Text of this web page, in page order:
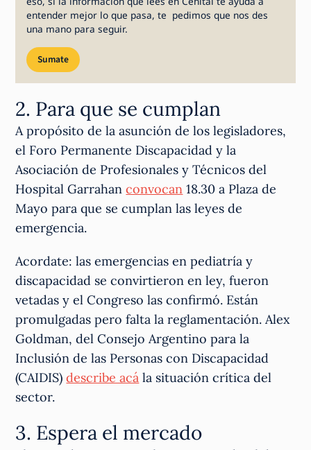
entender mejor lo que pasa, te pedimos que nos des
una mano para seguir.
Sumate
2. Para que se cumplan
A propósito de la asunción de los legisladores,
el Foro Permanente Discapacidad y la
Asociación de Profesionales y Técnicos del
Hospital Garrahanconvocan 18.30 a Plaza de
Mayo para que se cumplan las leyes de
emergencia.
Acordate: las emergencias en pediatría y
discapacidad se convirtieron en ley, fueron
vetadas y el Congreso las confirmó. Están
promulgadas pero falta la reglamentación. Alex
Goldman, del Consejo Argentino para la
Inclusión de las Personas con Discapacidad
(CAIDIS)describe acá la situación crítica del
sector.
3. Espera el mercado